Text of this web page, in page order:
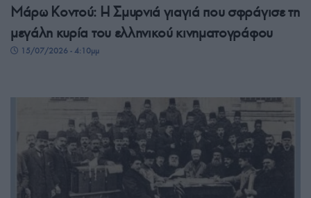
Μάρω Κοντού: Η Σμυρνιά γιαγιά που σφράγισε τη
μεγάλη κυρία του ελληνικού κινηματογράφου
15/07/2026 - 4:10μμ